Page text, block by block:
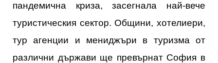
пандемична криза, засегнала най-вече
туристическия сектор. Общини, хотелиери,
тур агенции и мениджъри в туризма от
различни държави ще превърнат София в